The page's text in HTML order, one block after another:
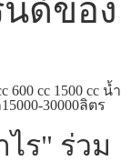
ด์ของ
cc 1500 cc น้ำ
30000ลิตร
ร" ร่วม